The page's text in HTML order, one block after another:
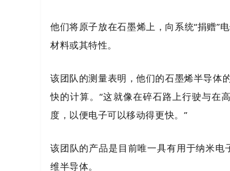
他们将原子放在石墨烯上，向系统“捐赠
材料或其特性。
该团队的测量表明，他们的石墨烯半导体
快的计算。“这就像在碎石路上行驶与在
度，以便电子可以移动得更快。”
该团队的产品是目前唯一具有用于纳米
维半导体。